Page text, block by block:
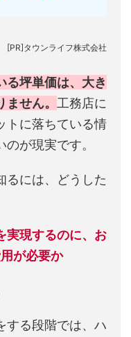
[PR]タウンライフ株式会社
る坪単価は、大き
せん。 工務店に
トに落ちている情
が現実です。
るには、どうした
実現するのに、お
が必要か
する段階では、ハ